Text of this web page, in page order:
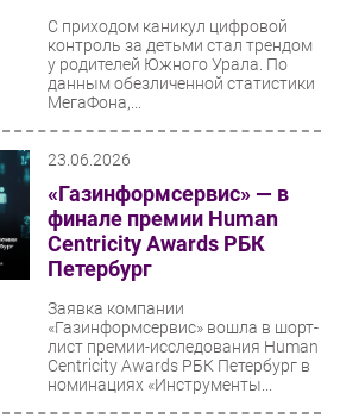
С приходом каникул цифровой
контроль за детьми стал трендом
у родителей Южного Урала. По
данным обезличенной статистики
МегаФона,...
23.06.2026
«Газинформсервис» — в
финале премии Human
Centricity Awards РБК
Петербург
Заявка компании
«Газинформсервис» вошла в шорт-
лист премии-исследования Human
Centricity Awards РБК Петербург в
номинациях «Инструменты...